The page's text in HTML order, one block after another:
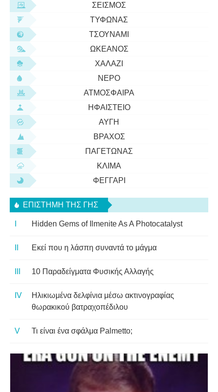
ΣΕΙΣΜΌΣ
ΤΥΦΏΝΑΣ
ΤΣΟΥΝΆΜΙ
ΩΚΕΑΝΌΣ
ΧΑΛΆΖΙ
ΝΕΡΌ
ΑΤΜΌΣΦΑΙΡΑ
ΗΦΑΊΣΤΕΙΟ
ΑΥΓΉ
ΒΡΆΧΟΣ
ΠΑΓΕΤΏΝΑΣ
ΚΛΊΜΑ
ΦΕΓΓΆΡΙ
ΕΠΙΣΤΉΜΗ ΤΗΣ ΓΗΣ
Hidden Gems of Ilmenite As A Photocatalyst
Εκεί που η λάσπη συναντά το μάγμα
10 Παραδείγματα Φυσικής Αλλαγής
Ηλικιωμένα δελφίνια μέσω ακτινογραφίας
θωρακικού βατραχοπέδιλου
Τι είναι ένα σφάλμα Palmetto;